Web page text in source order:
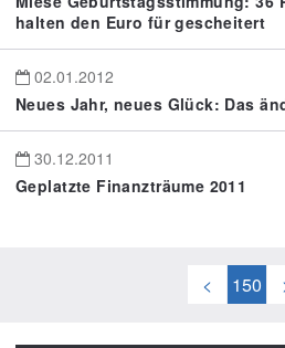
halten den Euro für gescheitert
02.01.2012
Neues Jahr, neues Glück: Das
30.12.2011
Geplatzte Finanzträume 2011
< 150